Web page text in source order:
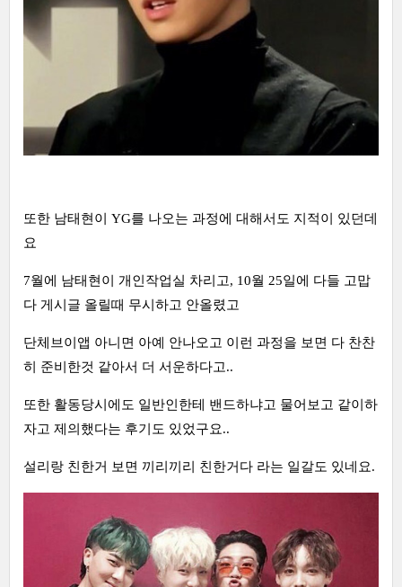
또한 남태현이 YG를 나오는 과정에 대해서도 지적이 있던데
요
7월에 남태현이 개인작업실 차리고, 10월 25일에 다들 고맙
다 게시글 올릴때 무시하고 안올렸고
단체브이앱 아니면 아예 안나오고 이런 과정을 보면 다 찬찬
히 준비한것 같아서 더 서운하다고..
또한 활동당시에도 일반인한테 밴드하냐고 물어보고 같이하
자고 제의했다는 후기도 있었구요..
설리랑 친한거 보면 끼리끼리 친한거다 라는 일갈도 있네요.